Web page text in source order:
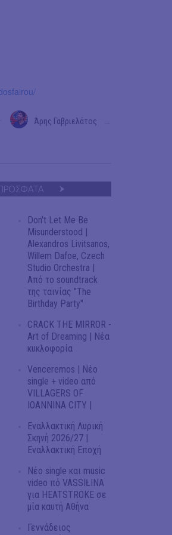
Άρης Γαβριελάτος
Don't Let Me Be
Misunderstood |
Alexandros Livitsanos,
Willem Dafoe, Czech
Studio Orchestra |
Από το soundtrack
της ταινίας "The
Birthday Party"
CRACK THE MIRROR -
Art of Dreaming | Νέα
κυκλοφορία
Venceremos | Νέο
single + video από
VILLAGERS OF
IOANNINA CITY |
Εναλλακτική Λυρική
Σκηνή 2026/27 |
Εναλλακτική Εποχή
Νέο single και music
video πό VASSIŁINA
για HEATSTROKE σε
μία καυτή Αθήνα
Γεννάδειος